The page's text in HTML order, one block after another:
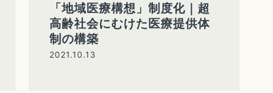
「地域医療構想」制度化｜超
高齢社会にむけた医療提供体
制の構築
2021.10.13